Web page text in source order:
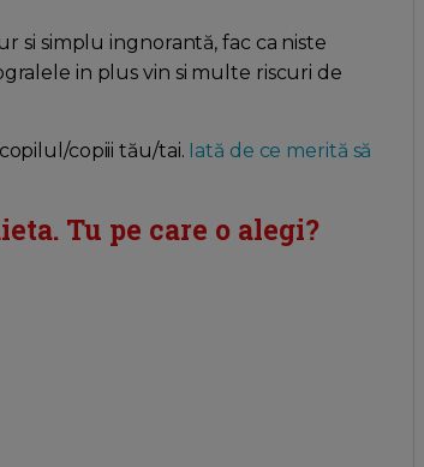
si simplu ingnorantă, fac ca niste
in plus vin si multe riscuri de
copiii tău/tai. Iată de ce merită să
Tu pe care o alegi?